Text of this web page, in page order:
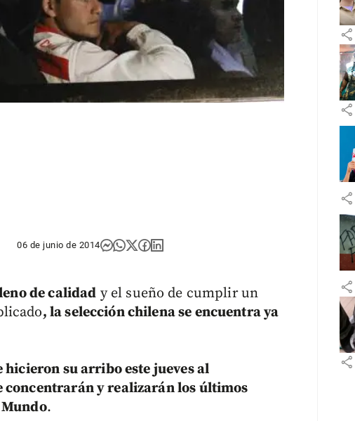
06 de junio de 2014
de calidad y el sueño de cumplir un
, la selección chilena se encuentra ya
hicieron su arribo este jueves al
concentrarán y realizarán los últimos
.
share
share
share
share
share